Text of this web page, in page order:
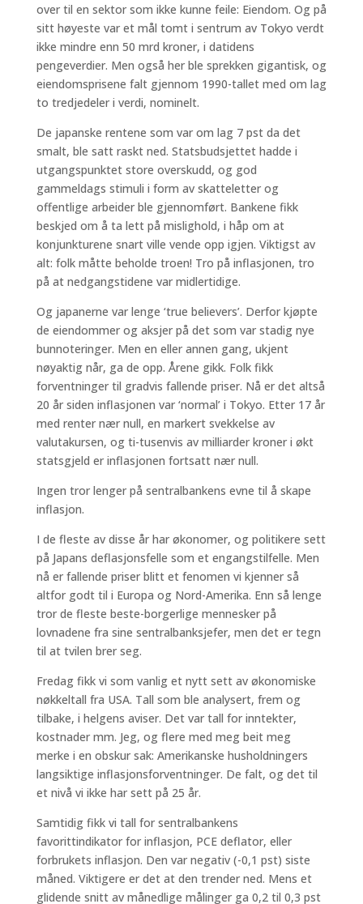
over til en sektor som ikke kunne feile: Eiendom. Og på
sitt høyeste var et mål tomt i sentrum av Tokyo verdt
ikke mindre enn 50 mrd kroner, i datidens
pengeverdier. Men også her ble sprekken gigantisk, og
eiendomsprisene falt gjennom 1990-tallet med om lag
to tredjedeler i verdi, nominelt.
De japanske rentene som var om lag 7 pst da det
smalt, ble satt raskt ned. Statsbudsjettet hadde i
utgangspunktet store overskudd, og god
gammeldags stimuli i form av skatteletter og
offentlige arbeider ble gjennomført. Bankene fikk
beskjed om å ta lett på mislighold, i håp om at
konjunkturene snart ville vende opp igjen. Viktigst av
alt: folk måtte beholde troen! Tro på inflasjonen, tro
på at nedgangstidene var midlertidige.
Og japanerne var lenge ‘true believers’. Derfor kjøpte
de eiendommer og aksjer på det som var stadig nye
bunnoteringer. Men en eller annen gang, ukjent
nøyaktig når, ga de opp. Årene gikk. Folk fikk
forventninger til gradvis fallende priser. Nå er det altså
20 år siden inflasjonen var ‘normal’ i Tokyo. Etter 17 år
med renter nær null, en markert svekkelse av
valutakursen, og ti-tusenvis av milliarder kroner i økt
statsgjeld er inflasjonen fortsatt nær null.
Ingen tror lenger på sentralbankens evne til å skape
inflasjon.
I de fleste av disse år har økonomer, og politikere sett
på Japans deflasjonsfelle som et engangstilfelle. Men
nå er fallende priser blitt et fenomen vi kjenner så
altfor godt til i Europa og Nord-Amerika. Enn så lenge
tror de fleste beste-borgerlige mennesker på
lovnadene fra sine sentralbanksjefer, men det er tegn
til at tvilen brer seg.
Fredag fikk vi som vanlig et nytt sett av økonomiske
nøkkeltall fra USA. Tall som ble analysert, frem og
tilbake, i helgens aviser. Det var tall for inntekter,
kostnader mm. Jeg, og flere med meg beit meg
merke i en obskur sak: Amerikanske husholdningers
langsiktige inflasjonsforventninger. De falt, og det til
et nivå vi ikke har sett på 25 år.
Samtidig fikk vi tall for sentralbankens
favorittindikator for inflasjon, PCE deflator, eller
forbrukets inflasjon. Den var negativ (-0,1 pst) siste
måned. Viktigere er det at den trender ned. Mens et
glidende snitt av månedlige målinger ga 0,2 til 0,3 pst